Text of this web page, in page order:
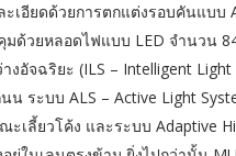
เอียดด้วยการตกแต่งรอบคันแบบ
มด้วยหลอดไฟแบบ LED จำนวน
อัจฉริยะ (ILS – Intelligent
ระบบ ALS – Active Light
ะเลี้ยวโค้ง และระบบ Adaptive